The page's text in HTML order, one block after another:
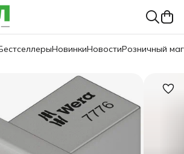
НовинкиНовостиРозничный